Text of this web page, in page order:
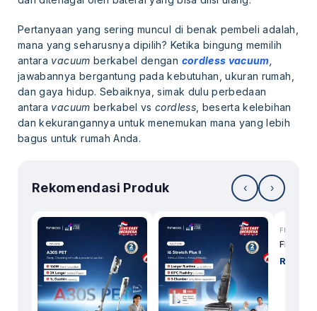
Pertanyaan yang sering muncul di benak pembeli adalah,
mana yang seharusnya dipilih? Ketika bingung memilih
antara vacuum berkabel dengan cordless vacuum
jawabannya bergantung pada kebutuhan, ukuran rumah,
dan gaya hidup. Sebaiknya, simak dulu perbedaan
antara vacuum berkabel vs cordless, beserta kelebihan
dan kekurangannya untuk menemukan mana yang lebih
bagus untuk rumah Anda.
Rekomendasi Produk ‹ ›
Floor
Rp